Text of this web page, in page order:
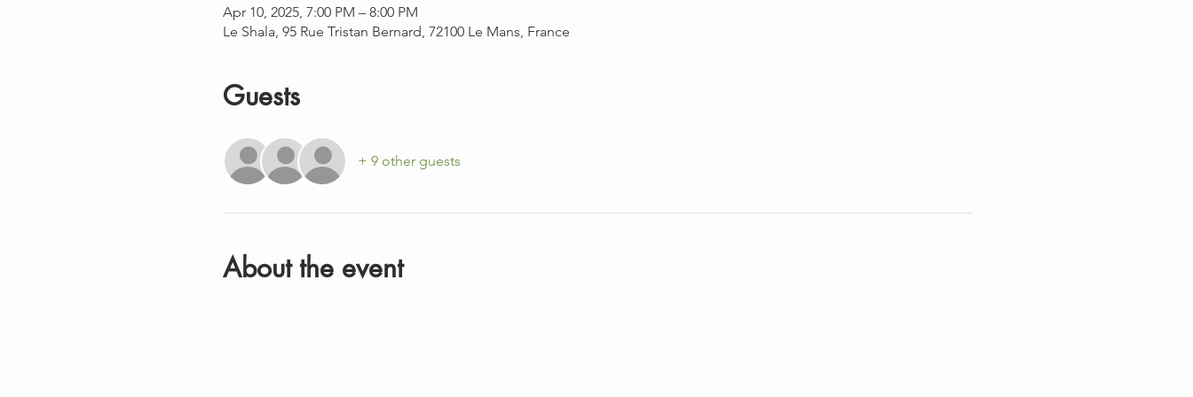
Apr 10, 2025, 7:00 PM – 8:00 PM
Le Shala, 95 Rue Tristan Bernard, 72100 Le Mans, France
Guests
+ 9 other guests
About the event